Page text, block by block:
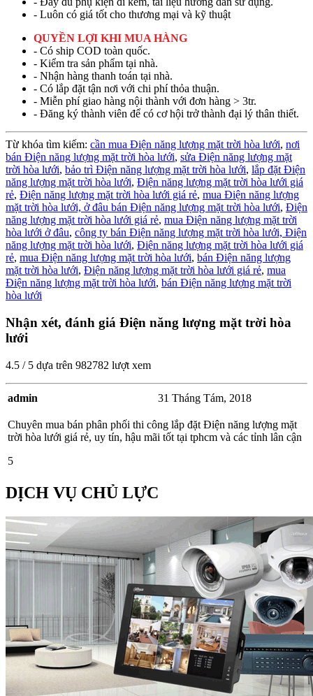
- Luôn có giá tốt cho thương mại và kỹ thuật
QUYỀN LỢI KHI MUA HÀNG
- Có ship COD toàn quốc.
- Kiểm tra sản phẩm tại nhà.
- Nhận hàng thanh toán tại nhà.
- Có lắp đặt tận nơi với chi phí thỏa thuận.
- Miễn phí giao hàng nội thành với đơn hàng > 3tr.
- Đăng ký thành viên để có cơ hội trở thành đại lý thân thiết.
Từ khóa tìm kiếm: cần mua Điện năng lượng mặt trời hòa lưới, nơi
bán Điện năng lượng mặt trời hòa lưới, sửa Điện năng lượng mặt
trời hòa lưới, bảo trì Điện năng lượng mặt trời hòa lưới, lắp đặt Điện
năng lượng mặt trời hòa lưới, Điện năng lượng mặt trời hòa lưới giá
rẻ, Điện năng lượng mặt trời hòa lưới giá rẻ, mua Điện năng lượng
mặt trời hòa lưới, ở đâu bán Điện năng lượng mặt trời hòa lưới, Điện
năng lượng mặt trời hòa lưới giá rẻ, mua Điện năng lượng mặt trời
hòa lưới ở đâu, công ty bán Điện năng lượng mặt trời hòa lưới, Điện
năng lượng mặt trời hòa lưới, Điện năng lượng mặt trời hòa lưới giá
rẻ, mua Điện năng lượng mặt trời hòa lưới, bán Điện năng lượng
mặt trời hòa lưới, Điện năng lượng mặt trời hòa lưới giá rẻ, mua
Điện năng lượng mặt trời hòa lưới, bán Điện năng lượng mặt trời
hòa lưới
Nhận xét, đánh giá Điện năng lượng mặt trời hòa
lưới
4.5 / 5 dựa trên 982782 lượt xem
admin 31 Tháng Tám, 2018
Chuyên mua bán phân phối thi công lắp đặt Điện năng lượng mặt
trời hòa lưới giá rẻ, uy tín, hậu mãi tốt tại tphcm và các tỉnh lân cận
5
DỊCH VỤ CHỦ LỰC